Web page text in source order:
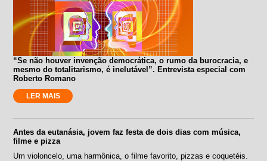
“Se não houver invenção democrática, o rumo da burocracia, e
mesmo do totalitarismo, é inelutável”. Entrevista especial com
Roberto Romano
LER MAIS
Antes da eutanásia, jovem faz festa de dois dias com música,
filme e pizza
Um violoncelo, uma harmônica, o filme favorito, pizzas e coquetéis.